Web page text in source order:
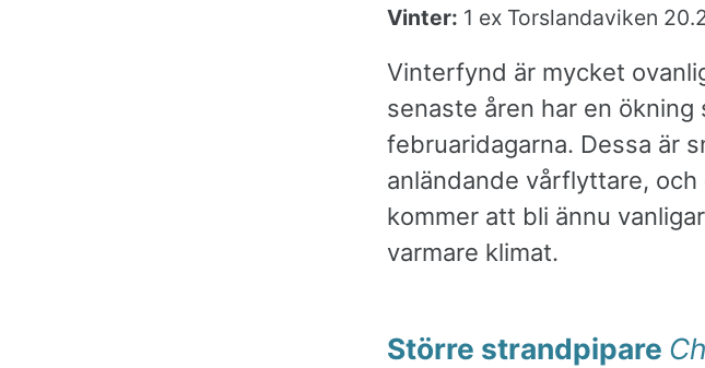
Vinter: 1 ex Torslandaviken
Vinterfynd är mycket
senaste åren har en
februaridagarna. Dessa är
anländande vårflyttare,
kommer att bli ännu
varmare klimat.
Större strandpipare